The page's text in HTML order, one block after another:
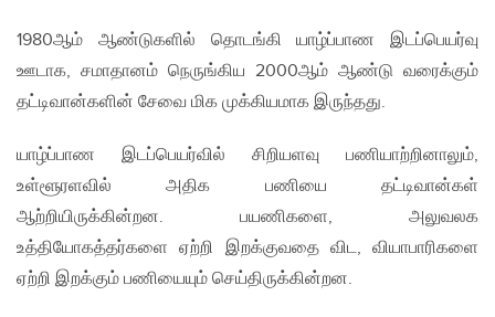
1980ஆம் ஆண்டுகளில் தொடங்கி யாழ்ப்பாண இடப்பெயர்வு
ஊடாக, சமாதானம் நெருங்கிய 2000ஆம் ஆண்டு வரைக்கும்
தட்டிவான்களின் சேவை மிக முக்கியமாக இருந்தது.
யாழ்ப்பாண இடப்பெயர்வில் சிறியளவு பணியாற்றினாலும்,
உள்ளூரளவில் அதிக பணியை தட்டிவான்கள்
ஆற்றியிருக்கின்றன. பயணிகளை, அலுவலக
உத்தியோகத்தர்களை ஏற்றி இறக்குவதை விட, வியாபாரிகளை
ஏற்றி இறக்கும் பணியையும் செய்திருக்கின்றன.